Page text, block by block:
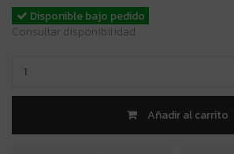
Disponible bajo pedido
Consultar disponibilidad
Añadir al carrito